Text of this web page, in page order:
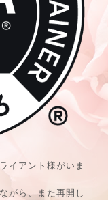
イアント様がいま
がら、また再開し